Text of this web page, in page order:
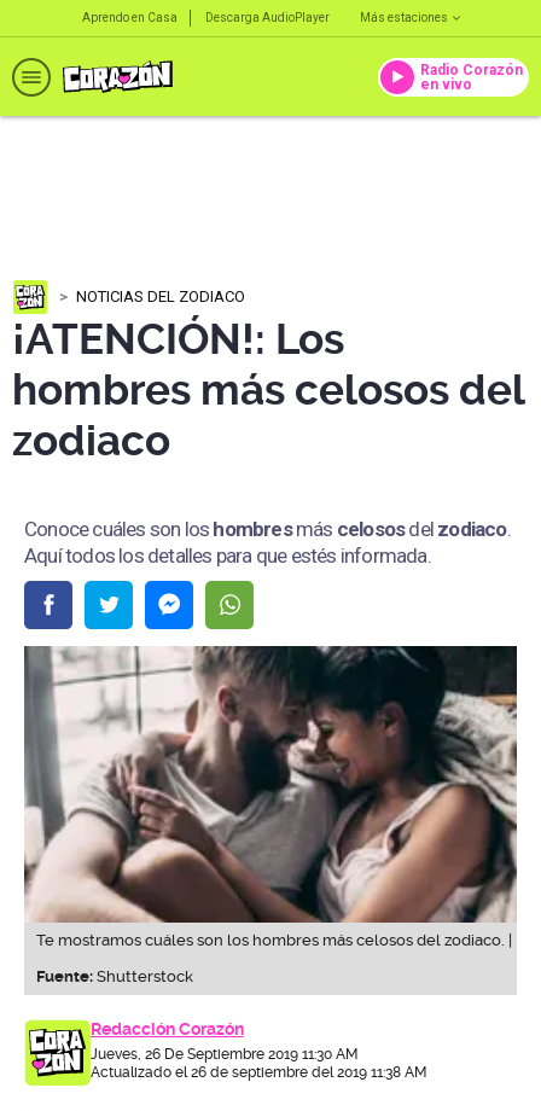
Aprendo en Casa Descarga AudioPlayer Más estaciones
Radio Corazón
en vivo
NOTICIAS DEL ZODIACO
¡ATENCIÓN!: Los
hombres más celosos del
zodiaco
Conoce cuáles son los hombresmás celososdel zodiaco.
Aquí todos los detalles para que estés informada.
Te mostramos cuáles son los hombres más celosos del zodiaco. |
Fuente: Shutterstock
Redacción Corazón
Jueves, 26 De Septiembre 2019 11:30 AM
Actualizado el 26 de septiembre del 2019 11:38 AM